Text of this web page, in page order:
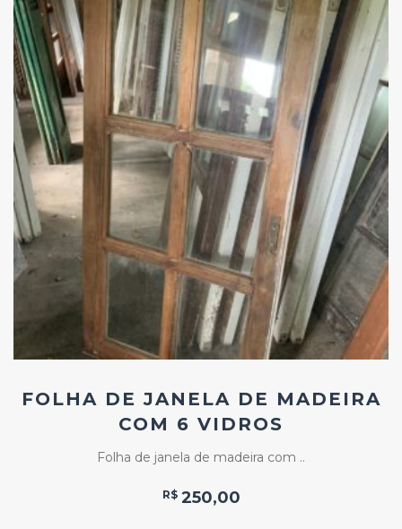
Add
ao
Favoritos
FOLHA DE JANELA DE MADEIRA
COM 6 VIDROS
Folha de janela de madeira com ..
R$ 250,00